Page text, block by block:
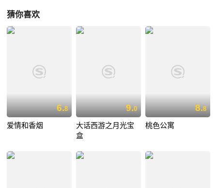
猜你喜欢
6.8
爱情和香烟
9.0
大话西游之月光宝
盒
8.8
桃色公寓